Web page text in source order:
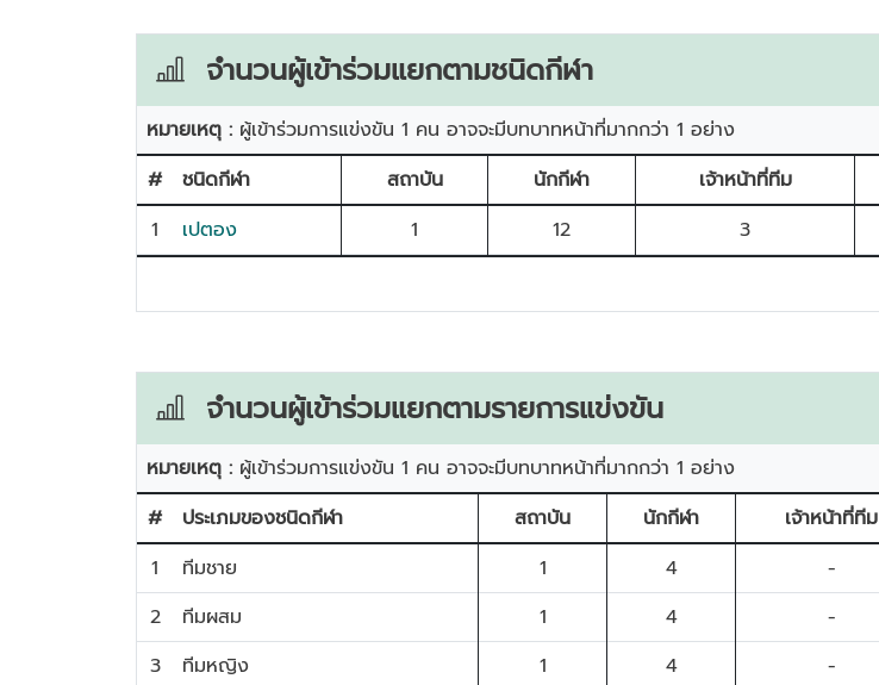
จำนวนผู้เข้าร่วมแยกตามชนิดกีฬา
หมายเหตุ : ผู้เข้าร่วมการแข่งขัน 1 คน อาจจะมีบทบาทหน้าที่มากกว่า 1 อย่าง
#
ชนิดกีฬา สถาบัน นักกีฬา เจ้าหน้าที่ทีม
1
เปตอง 1 12 3
จำนวนผู้เข้าร่วมแยกตามรายการแข่งขัน
หมายเหตุ : ผู้เข้าร่วมการแข่งขัน 1 คน อาจจะมีบทบาทหน้าที่มากกว่า 1 อย่าง
#
ประเภมของชนิดกีฬา สถาบัน นักกีฬา เจ้าหน้าที่ทีม
1
ทีมชาย 1 4 -
2
ทีมผสม 1 4 -
3
ทีมหญิง 1 4 -